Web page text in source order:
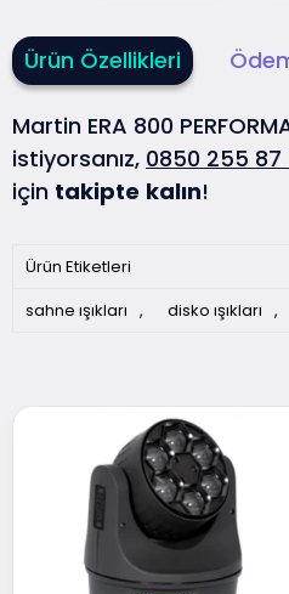
Ürün Özellikleri
Martin ERA 800
istiyorsanız, 0850 255 87
için takipte kalın!
Ürün Etiketleri
sahne ışıkları , disko ışıkları ,